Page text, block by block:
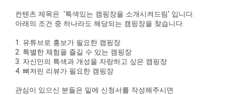
컨텐츠 제목은 '특색있는 캠핑장을 소개시켜드림' 입니다.
아래의 조건 중 하나라도 해당되는 캠핑장을 찾습니다.
1. 유튜브로 홍보가 필요한 캠핑장
2. 특별한 체험을 즐길 수 있는 캠핑장
3. 자신만의 특색과 개성을 자랑하고 싶은 캠핑장
4. 뼈저린 리뷰가 필요한 캠핑장
관심이 있으신 분들은 밑에 신청서를 작성해주시면